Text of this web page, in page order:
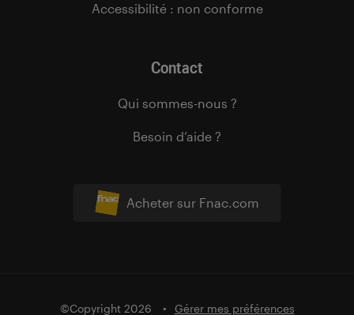
Acheter sur Fnac.com
Accessibilité : non conforme
Contact
Qui sommes-nous ?
Besoin d’aide ?
©Copyright 2026 Gérer mes préférences